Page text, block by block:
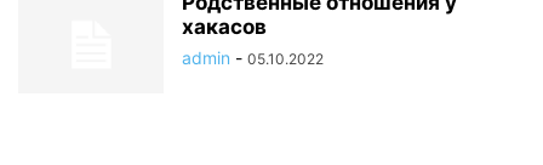
хакасов
admin - 05.10.2022